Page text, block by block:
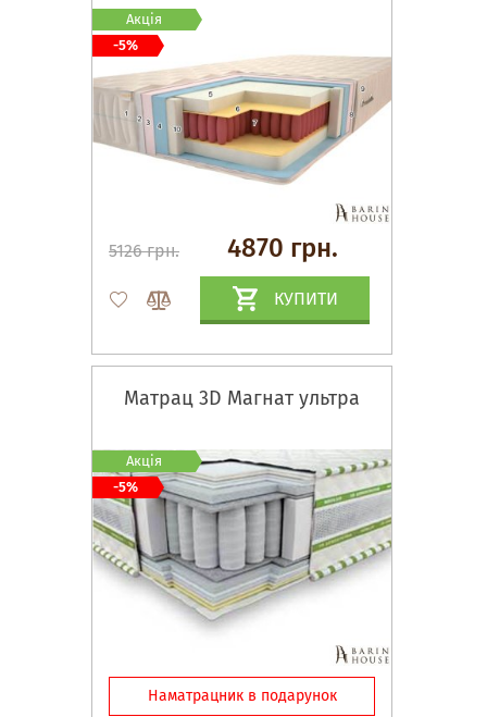
5126 грн. 4870 грн.
КУПИТИ
Акція
-5%
Матрац 3D Магнат ультра
Наматрацник в подарунок
Акція
-5%